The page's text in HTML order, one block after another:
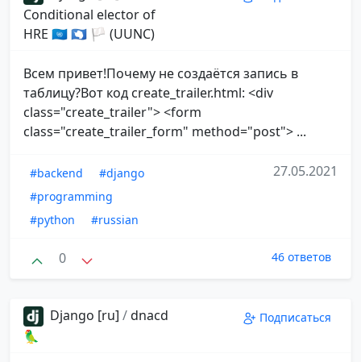
Conditional elector of
HRE 🇺🇳 🇦🇶 🏳 (UUNC)
Всем привет!Почему не создаётся запись в
таблицу?Вот код create_trailer.html: <div
class="create_trailer"> <form
class="create_trailer_form" method="post"> ...
#backend
#django
#programming
#python
#russian
27.05.2021
0 46 ответов
Django [ru] /dnacd
🦜
Подписаться